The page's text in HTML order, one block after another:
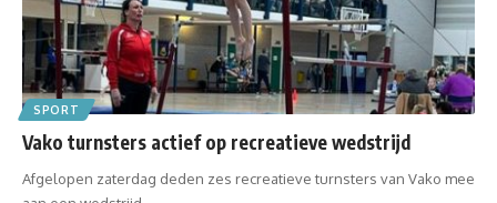
SPORT
Vako turnsters actief op recreatieve wedstrijd
Afgelopen zaterdag deden zes recreatieve turnsters van Vako mee